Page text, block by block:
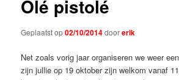
Olé pistolé
Geplaatst op02/10/2014doorerik
Net zoals vorig jaar organiseren we weer
zijn jullie op 19 oktober zijn welkom vanaf